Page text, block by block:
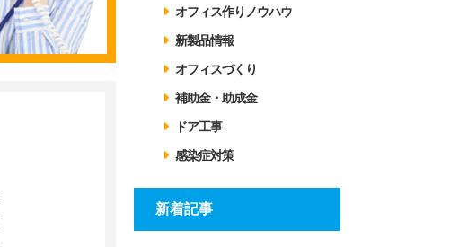
オフィス作りノウハウ
新製品情報
オフィスづくり
補助金・助成金
ドア工事
感染症対策
新着記事